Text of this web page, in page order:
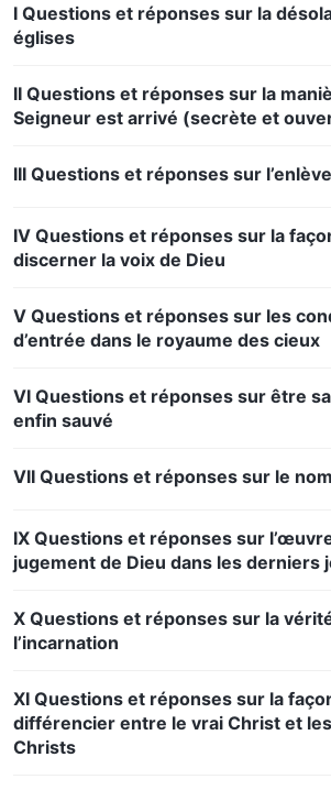
I Questions et réponses sur la
églises
II Questions et réponses sur la
Seigneur est arrivé (secrète et
III Questions et réponses sur
IV Questions et réponses sur la
discerner la voix de Dieu
V Questions et réponses sur les
d’entrée dans le royaume des cieux
VI Questions et réponses sur être
enfin sauvé
VII Questions et réponses sur le
IX Questions et réponses sur
jugement de Dieu dans les derniers
X Questions et réponses sur la
l’incarnation
XI Questions et réponses sur la
différencier entre le vrai Christ et
Christs